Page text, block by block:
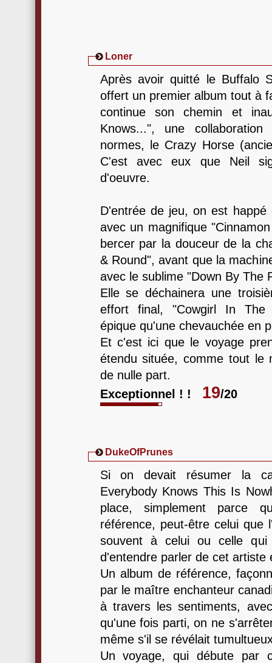
Loner
Après avoir quitté le Buffalo
offert un premier album tout à
continue son chemin et
Knows...", une
normes, le Crazy Horse
C'est avec eux que Neil
d'oeuvre.
D'entrée de jeu, on est happé
avec un magnifique
bercer par la douceur de la
& Round", avant que la
avec le sublime "Down By The
Elle se déchainera une
effort final, "Cowgirl In The
épique qu'une chevauchée en
Et c'est ici que le voyage
étendu située, comme tout le
de nulle part.
Exceptionnel ! !
19/20
DukeOfPrunes
Si on devait résumer la
Everybody Knows This Is
place, simplement parce
référence, peut-être celui que
souvent à celui ou celle
d'entendre parler de cet artiste
Un album de référence,
par le maître enchanteur
à travers les sentiments,
qu'une fois parti, on ne
même s'il se révélait
Un voyage, qui débute par